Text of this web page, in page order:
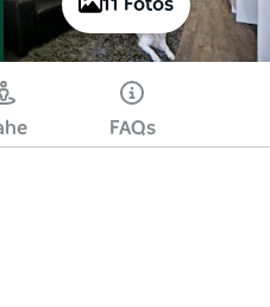
11 Fotos
FAQs